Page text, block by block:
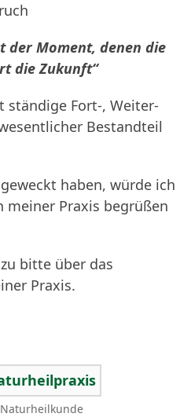
der Moment, denen die
die Zukunft“
ständige Fort-, Weiter-
Bestandteil
haben, würde ich
meiner Praxis begrüßen
bitte über das
Praxis.